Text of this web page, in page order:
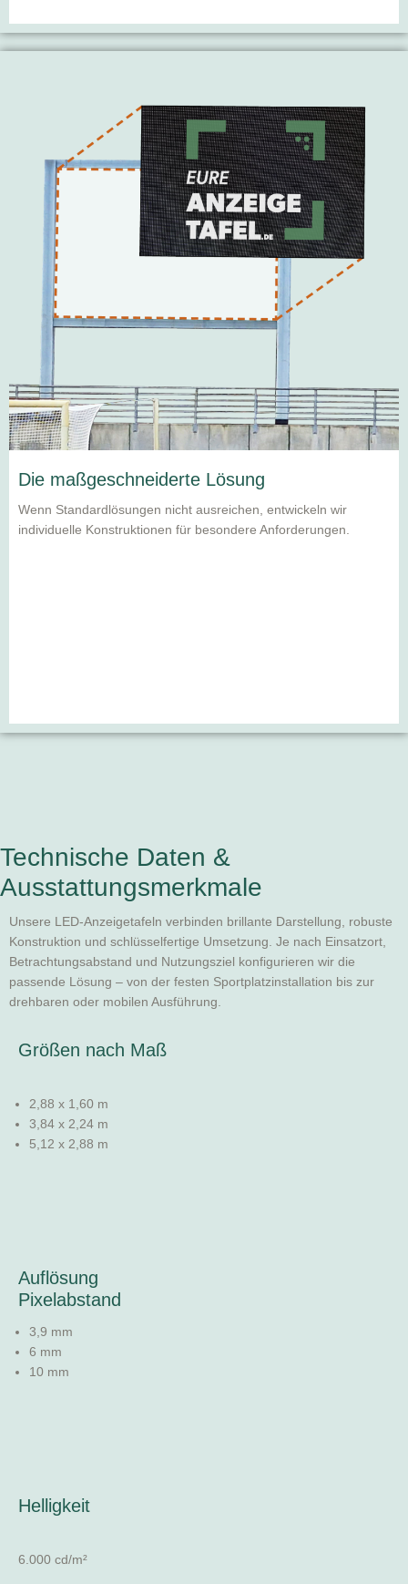
Die maßgeschneiderte Lösung​
Wenn Standardlösungen nicht ausreichen, entwickeln wir
individuelle Konstruktionen für besondere Anforderungen.
Technische Daten &
Ausstattungsmerkmale
Unsere LED-Anzeigetafeln verbinden brillante Darstellung, robuste
Konstruktion und schlüsselfertige Umsetzung. Je nach Einsatzort,
Betrachtungsabstand und Nutzungsziel konfigurieren wir die
passende Lösung – von der festen Sportplatzinstallation bis zur
drehbaren oder mobilen Ausführung.
Größen nach Maß
2,88 x 1,60 m
3,84 x 2,24 m
5,12 x 2,88 m
Auflösung
Pixelabstand
3,9 mm
6 mm
10 mm
Helligkeit
6.000 cd/m²